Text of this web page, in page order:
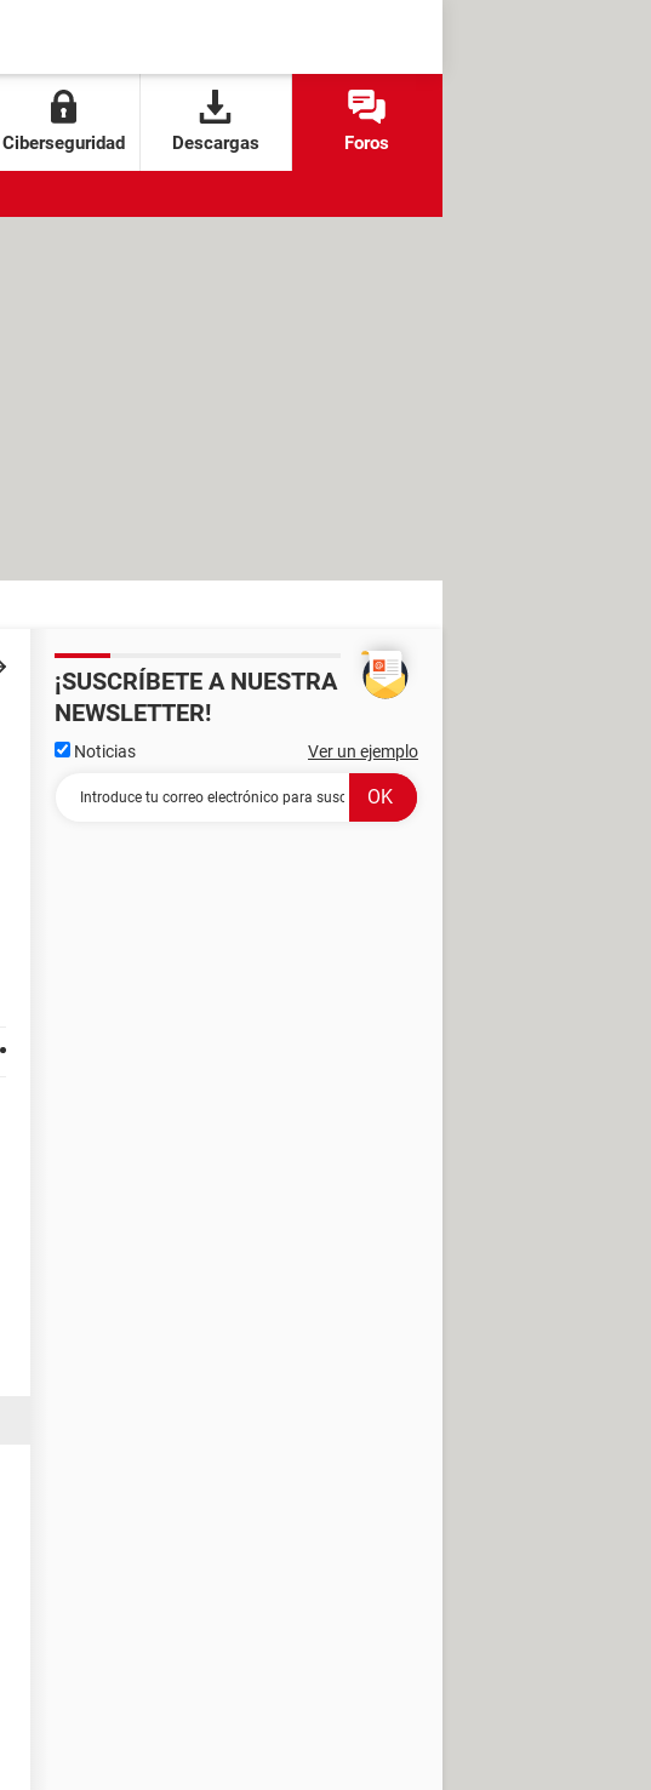
Ciberseguridad Descargas Foros
¡SUSCRÍBETE A NUESTRA
NEWSLETTER!
Noticias Ver un ejemplo